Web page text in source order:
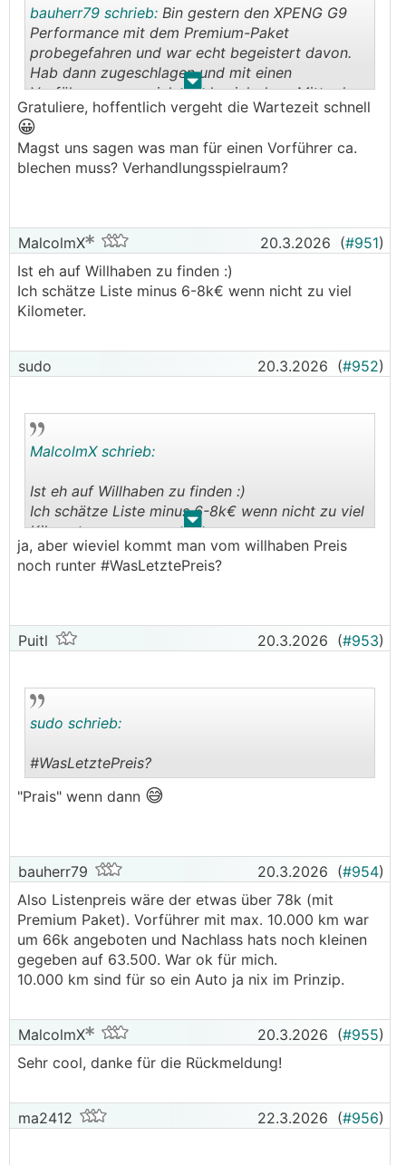
. .
bauherr79 schrieb: Bin gestern den XPENG G9
Performance mit dem Premium-Paket
probegefahren und war echt begeistert davon.
Hab dann zugeschlagen und mit einen
Vorführwagen gesichert, den ich dann Mitte des
Jahres bekommen werde.
Gratuliere, hoffentlich vergeht die Wartezeit schnell
😀
Magst uns sagen was man für einen Vorführer ca.
blechen muss? Verhandlungsspielraum?
MalcolmX 20.3.2026 (#951)
Ist eh auf Willhaben zu finden :)
Ich schätze Liste minus 6-8k€ wenn nicht zu viel
Kilometer.
sudo 20.3.2026 (#952)
. .
MalcolmX schrieb:
Ist eh auf Willhaben zu finden :)
Ich schätze Liste minus 6-8k€ wenn nicht zu viel
Kilometer.
ja, aber wieviel kommt man vom willhaben Preis
noch runter #WasLetztePreis?
Puitl 20.3.2026 (#953)
sudo schrieb:
#WasLetztePreis?
"Prais" wenn dann 😅
bauherr79 20.3.2026 (#954)
Also Listenpreis wäre der etwas über 78k (mit
Premium Paket). Vorführer mit max. 10.000 km war
um 66k angeboten und Nachlass hats noch kleinen
gegeben auf 63.500. War ok für mich.
10.000 km sind für so ein Auto ja nix im Prinzip.
MalcolmX 20.3.2026 (#955)
Sehr cool, danke für die Rückmeldung!
ma2412 22.3.2026 (#956)